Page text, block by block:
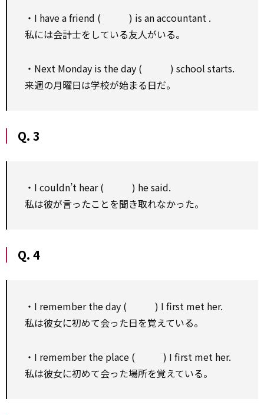
・I have a friend ( ) is an accountant .
私には会計士をしている友人がいる。
・Next Monday is the day ( ) school starts.
来週の月曜日は学校が始まる日だ。
Q. 3
・I couldn’t hear ( ) he said.
私は彼が言ったことを聞き取れなかった。
Q. 4
・I remember the day ( ) I first met her.
私は彼女に初めて会った日を覚えている。
・I remember the place ( ) I first met her.
私は彼女に初めて会った場所を覚えている。